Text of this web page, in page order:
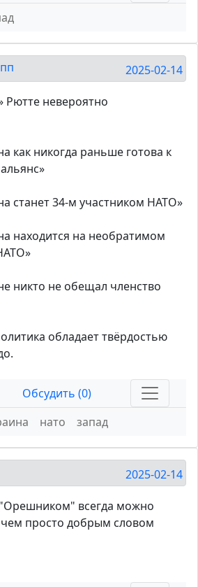
2025-02-14
Рютте невероятно
как никогда раньше готова к
станет 34-м участником НАТО»
находится на необратимом
никто не обещал членство
обладает твëрдостью
Обсудить (0)
нато запад
2025-02-14
всегда можно
просто добрым словом